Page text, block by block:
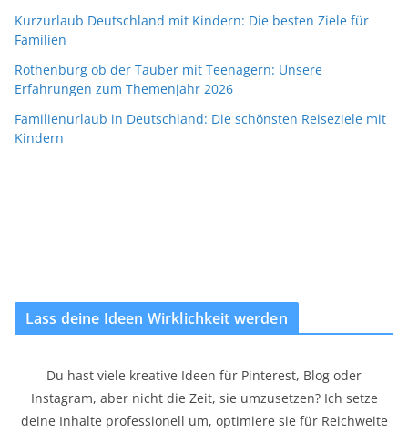
Kurzurlaub Deutschland mit Kindern: Die besten Ziele für
Familien
Rothenburg ob der Tauber mit Teenagern: Unsere
Erfahrungen zum Themenjahr 2026
Familienurlaub in Deutschland: Die schönsten Reiseziele mit
Kindern
Lass deine Ideen Wirklichkeit werden
Du hast viele kreative Ideen für Pinterest, Blog oder
Instagram, aber nicht die Zeit, sie umzusetzen? Ich setze
deine Inhalte professionell um, optimiere sie für Reichweite